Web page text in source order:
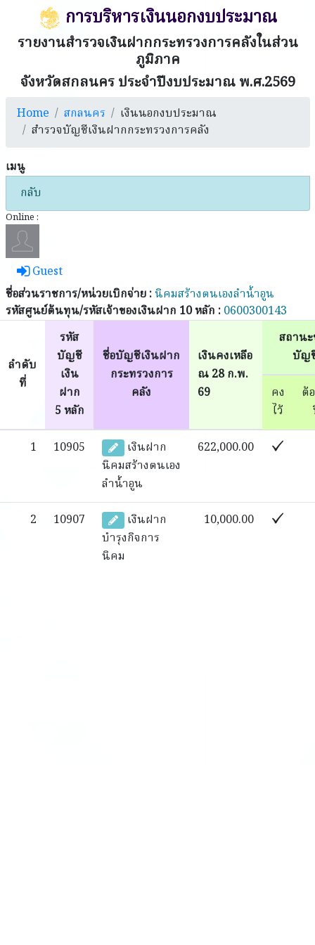
การบริหารเงินนอกงบประมาณ
รายงานสำรวจเงินฝากกระทรวงการคลังในส่วน
ภูมิภาค
จังหวัดสกลนคร ประจำปีงบประมาณ พ.ศ.2569
Home สกลนคร
เงินนอกงบประมาณ
สำรวจบัญชีเงินฝากกระทรวงการคลัง
เมนู
กลับ
Online :
Guest
ชื่อส่วนราชการ/หน่วยเบิกจ่าย :นิคมสร้างตนเองลำน้ำอูน
รหัสศูนย์ต้นทุน/รหัสเจ้าของเงินฝาก 10 หลัก :0600300143
ลำดับ
ที่
รหัส
บัญชี
เงิน
ฝาก
5 หลัก
ชื่อบัญชีเงินฝาก
กระทรวงการ
คลัง
เงินคงเหลือ
ณ 28 ก.พ.
69
สถาน
บัญ
คง
ไว้
ต้
1
10905
เงินฝาก
นิคมสร้างตนเอง
ลำน้ำอูน
622,000.00
2 10907
เงินฝาก
บำรุงกิจการ
นิคม
10,000.00